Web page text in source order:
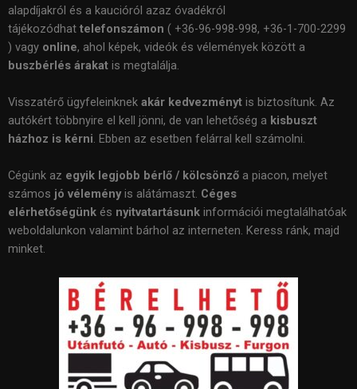
alapdíjakról és a kaucióról azaz óvadékról
tájékozódhat telefonszámon ( +36-96-998-998, +36-1-700-2299
) vagy online, ahol képek, videók és vélemények között a
buszbérlés árakat is megtalálja.
Visszatérő ügyfeleinknek akár kedvezményt is biztosítunk. Az
autókért többnyire el kell jönni, de van lehetőség a kisbuszt
házhoz is kérni. Ebben az esetben felárral kell számolni.
Cégünk az egyik legjobb bérlő / kölcsönző a piacon, melyet
számos jó véleményis alátámaszt. Céges
elérhetőségünk és nyitvatartásunk információi megtalálhatóak
weboldalunkon valamint bárhol az interneten. Keress ránk, majd
minket.